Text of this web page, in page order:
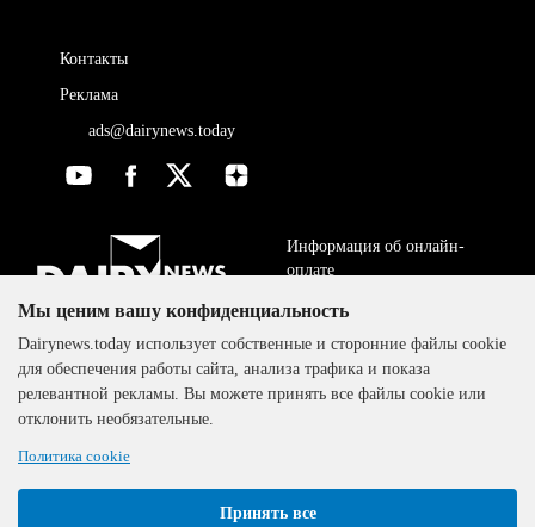
Контакты
Реклама
ads@dairynews.today
The DairyNews, все права
защищены, 2000-2024
Информация об онлайн-
оплате
ДОГОВОР-ОФЕРТА
Политика
конфиденциальности
Мы ценим вашу конфиденциальность
Dairynews.today использует собственные и сторонние файлы cookie
для обеспечения работы сайта, анализа трафика и показа
релевантной рекламы. Вы можете принять все файлы cookie или
отклонить необязательные.
Политика cookie
Принять все